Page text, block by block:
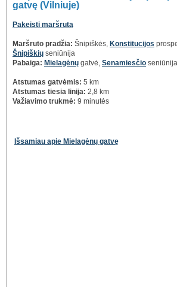
gatvę (Vilniuje)
Pakeisti maršrutą
Maršruto pradžia: Šnipiškės, Konstitucijos
Šnipiškių seniūnija
Pabaiga: Mielagėnų gatvė, Senamiesčio seniūnija
Atstumas gatvėmis: 5 km
Atstumas tiesia linija: 2,8 km
Važiavimo trukmė: 9 minutės
Išsamiau apie Mielagėnų gatvę